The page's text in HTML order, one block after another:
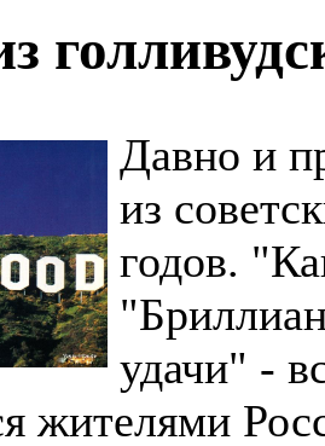
Давно и
из
годов.
удачи" -
жителями